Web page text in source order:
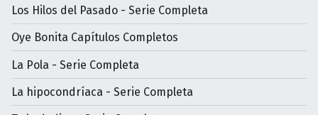
Los Hilos del Pasado - Serie Completa
Oye Bonita Capítulos Completos
La Pola - Serie Completa
La hipocondríaca - Serie Completa